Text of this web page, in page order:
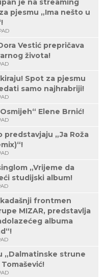
je na streaming
pjesmu „Ima nešto u
Vestić prepričava
života!
Spot za pjesmu
samo najhrabriji!
Elene Brnić!
„Ja Roža
„Vrijeme da
studijski album!
frontmen
MIZAR, predstavlja
albuma
„Dalmatinske strune